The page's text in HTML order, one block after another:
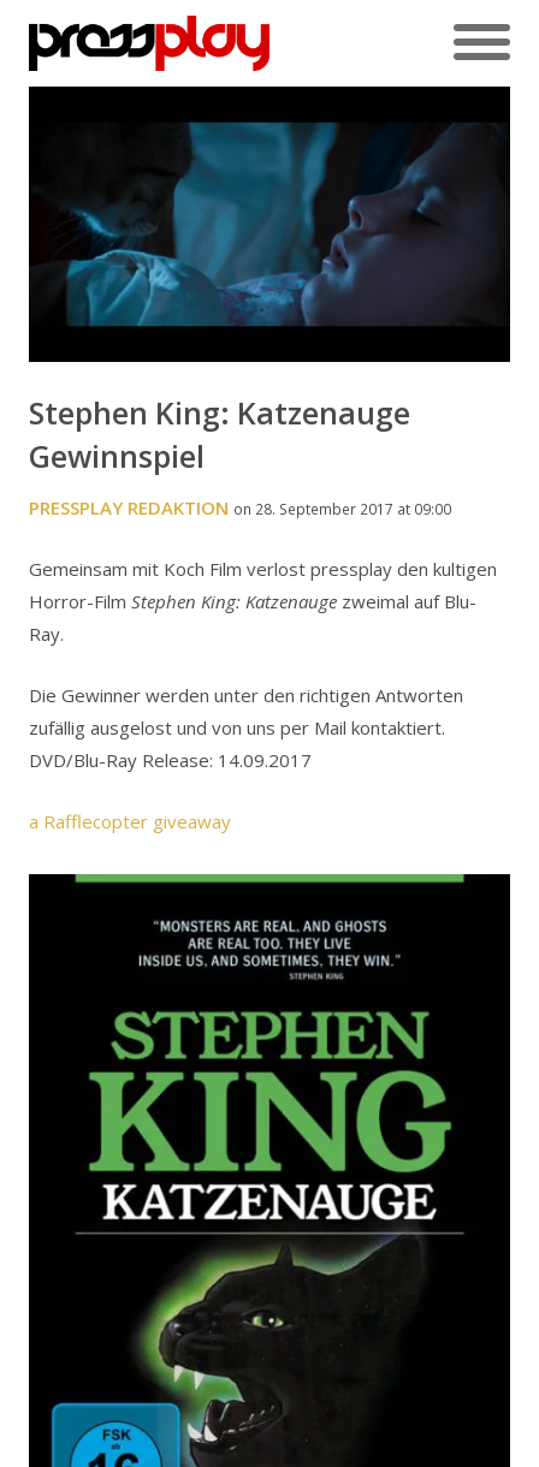
Stephen King: Katzenauge
Gewinnspiel
PRESSPLAY REDAKTION on 28. September 2017 at 09:00
Gemeinsam mit Koch Film verlost pressplay den kultigen
Horror-Film Stephen King: Katzenauge zweimal auf Blu-
Ray.
Die Gewinner werden unter den richtigen Antworten
zufällig ausgelost und von uns per Mail kontaktiert.
DVD/Blu-Ray Release: 14.09.2017
a Rafflecopter giveaway